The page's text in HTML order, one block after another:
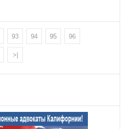
93 94 95 96
>|